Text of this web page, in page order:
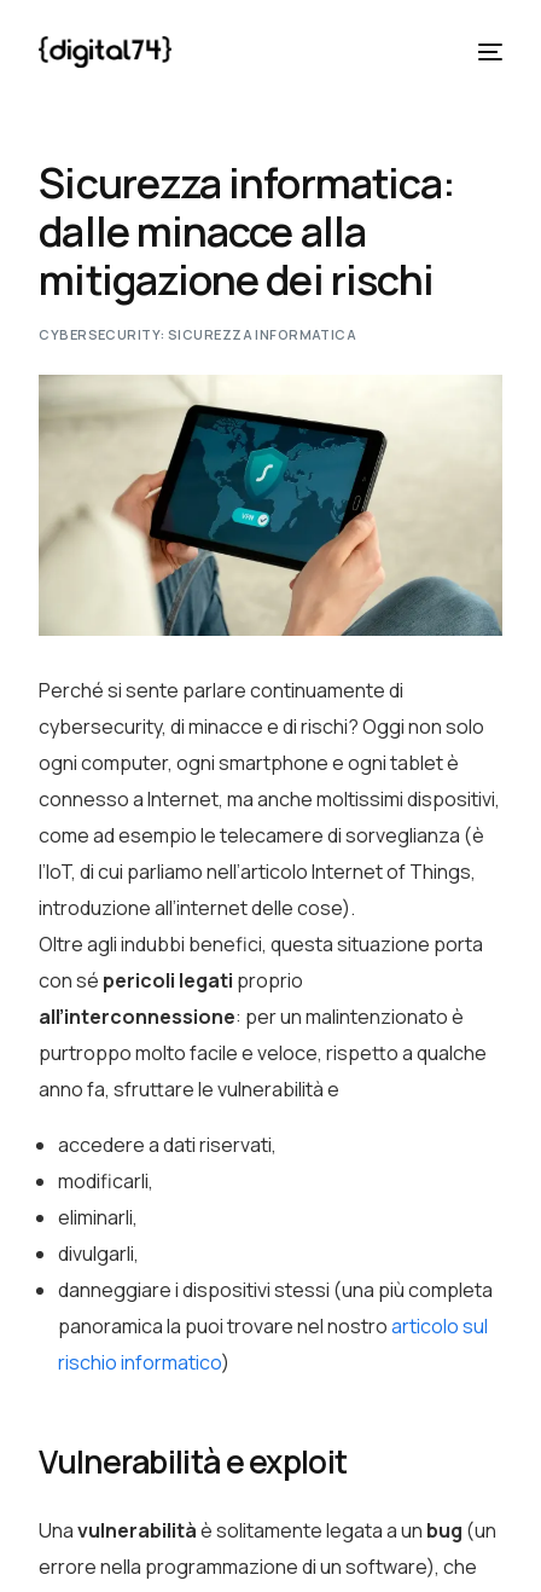
Sicurezza informatica:
dalle minacce alla
mitigazione dei rischi
CYBERSECURITY: SICUREZZA INFORMATICA
Perché si sente parlare continuamente di
cybersecurity, di minacce e di rischi? Oggi non solo
ogni computer, ogni smartphone e ogni tablet è
connesso a Internet, ma anche moltissimi dispositivi,
come ad esempio le telecamere di sorveglianza (è
l’IoT, di cui parliamo nell’articolo Internet of Things,
introduzione all’internet delle cose).
Oltre agli indubbi benefici, questa situazione porta
con sé pericoli legati proprio
all’interconnessione: per un malintenzionato è
purtroppo molto facile e veloce, rispetto a qualche
anno fa, sfruttare le vulnerabilità e
accedere a dati riservati,
modificarli,
eliminarli,
divulgarli,
danneggiare i dispositivi stessi (una più completa
panoramica la puoi trovare nel nostroarticolo sul
rischio informatico)
Vulnerabilità e exploit
Unavulnerabilitàè solitamente legata a un bug (un
errore nella programmazione di un software), che